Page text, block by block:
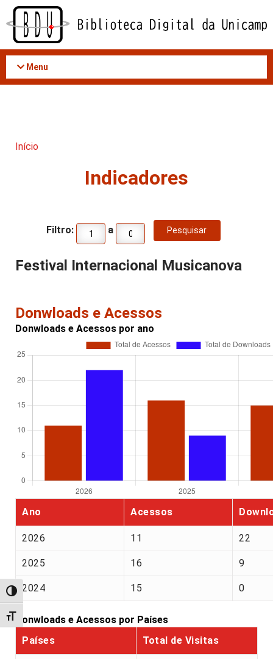
Acessar
conteúdo
Alternar alto contraste
Alternar tamanho da fonte
Menu
Início
Indicadores
Filtro: a
Festival Internacional Musicanova
Donwloads e Acessos
Donwloads e Acessos por ano
Ano Acessos
2026 11 22
2025 16 9
2024 15 0
Donwloads e Acessos por Países
Países
Total de Visitas